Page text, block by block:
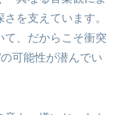
を支えています。
て、だからこそ衝突
可能性が潜んでい